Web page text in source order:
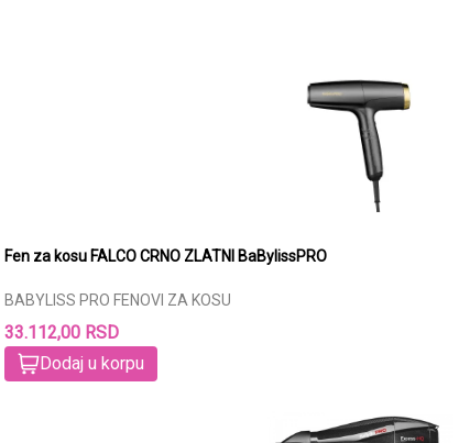
Fen za kosu FALCO CRNO ZLATNI BaBylissPRO
BABYLISS PRO FENOVI ZA KOSU
33.112,00 RSD
Dodaj u korpu